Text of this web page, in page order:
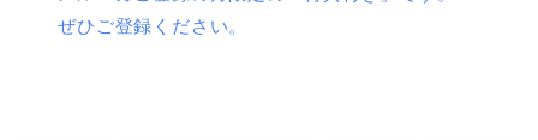
ぜひご登録ください。